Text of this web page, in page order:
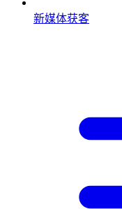
新媒体获客